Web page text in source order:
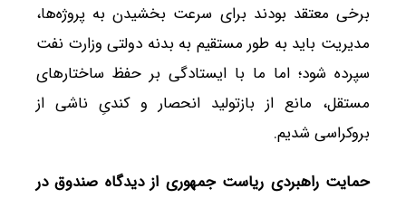
برخی معتقد بودند برای سرعت بخشیدن به پروژه‌ها،
مدیریت باید به طور مستقیم به بدنه دولتی وزارت نفت
سپرده شود؛ اما ما با ایستادگی بر حفظ ساختارهای
مستقل، مانع از بازتولید انحصار و کندیِ ناشی از
بروکراسی شدیم.
حمایت راهبردی ریاست جمهوری از دیدگاه صندوق در